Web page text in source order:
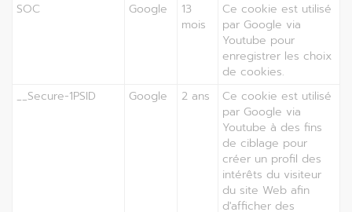
SOC
Google
13
mois
Ce cookie est utilisé
par Google via
Youtube pour
enregistrer les choix
de cookies.
__Secure-1PSID
Google 2 ans
Ce cookie est utilisé
par Google via
Youtube à des fins
de ciblage pour
créer un profil des
intérêts du visiteur
du site Web afin
d'afficher des